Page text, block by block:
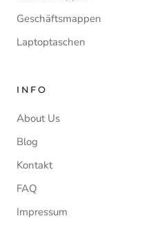
Geschäftsmappen
Laptoptaschen
INFO
About Us
Blog
Kontakt
FAQ
Impressum